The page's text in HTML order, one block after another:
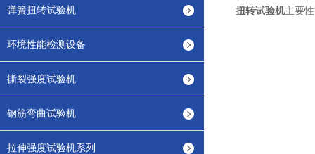
弹簧扭转试验机
环境性能检测设备
撕裂强度试验机
钢筋弯曲试验机
拉伸强度试验机系列
扭转试验机主要